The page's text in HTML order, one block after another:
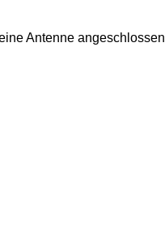
Antenne angeschlossen